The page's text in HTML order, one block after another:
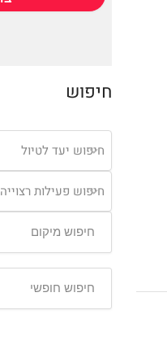
חיפוש
חיפוש יעד לטיול
חיפוש פעילות רצוייה